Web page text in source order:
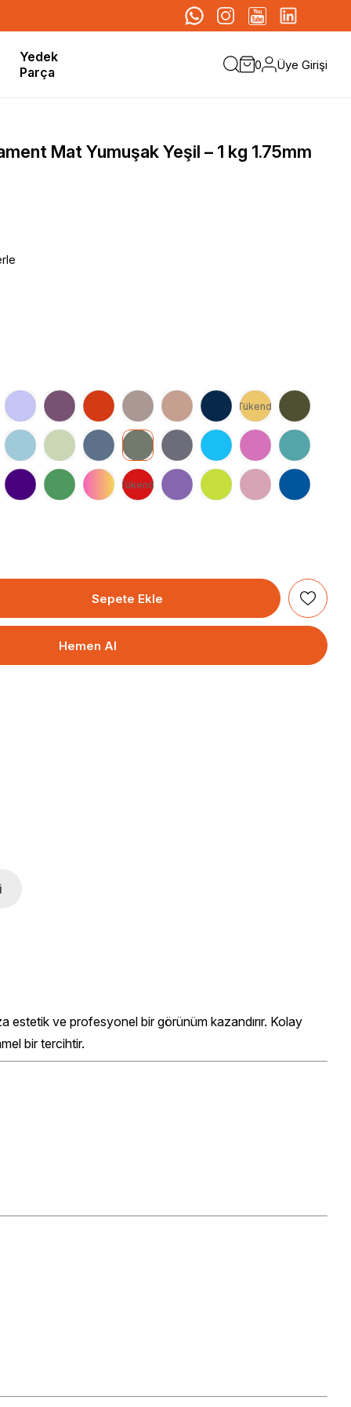
Yedek
Parça
0 Üye Girişi
Mat Yumuşak Yeşil – 1 kg 1.75mm
Tükendi
Tükendi
estetik ve profesyonel bir görünüm kazandırır. Kolay
bir tercihtir.